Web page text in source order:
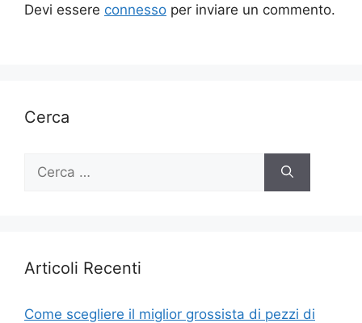
Devi essere connesso per inviare un commento.
Cerca
Ricerca
Articoli Recenti
Come scegliere il miglior grossista di pezzi di